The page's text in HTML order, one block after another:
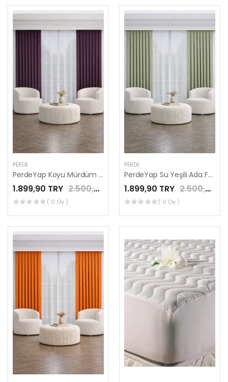
PERDE
PerdeYap Koyu Mürdüm Ada Fon Perde Tek Kanat 1/3 Sık Pile
1.899,90 TRY 2.500,00 TRY
( 0 Oy )
PERDE
PerdeYap Su Yeşili Ada Fon Perde Tek Kanat 1/3 Sık Pile
1.899,90 TRY 2.500,00 TRY
( 0 Oy )